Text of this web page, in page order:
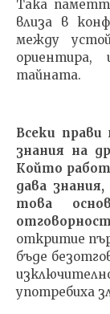
Така
влиза в
между
тайната.
Всеки прави
знания на
Който
дава
това
откритие
бъде
употребиха